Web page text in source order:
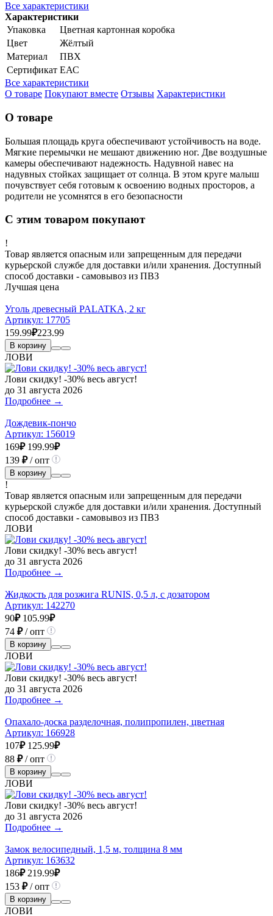
Все характеристики
Характеристики
Упаковка
Цветная картонная коробка
Цвет
Жёлтый
Материал
ПВХ
Сертификат ЕАС
Все характеристики
О товаре Покупают вместе Отзывы Характеристики
О товаре
Большая площадь круга обеспечивают устойчивость на воде.
Мягкие перемычки не мешают движению ног. Две воздушные
камеры обеспечивают надежность. Надувной навес на
надувных стойках защищает от солнца. В этом круге малыш
почувствует себя готовым к освоению водных просторов, а
родители не усомнятся в его безопасности
С этим товаром покупают
!
Товар является опасным или запрещенным для передачи
курьерской службе для доставки и/или хранения. Доступный
способ доставки - самовывоз из ПВЗ
Лучшая цена
Уголь древесный PALATKA, 2 кг
Артикул: 17705
159.99₽223.99
В корзину
ЛОВИ
Лови скидку! -30% весь август!
до 31 августа 2026
Подробнее →
Дождевик-пончо
Артикул: 156019
169₽ 199.99₽
139 ₽/ опт
В корзину
!
Товар является опасным или запрещенным для передачи
курьерской службе для доставки и/или хранения. Доступный
способ доставки - самовывоз из ПВЗ
ЛОВИ
Лови скидку! -30% весь август!
до 31 августа 2026
Подробнее →
Жидкость для розжига RUNIS, 0,5 л, с дозатором
Артикул: 142270
90₽ 105.99₽
74 ₽/ опт
В корзину
ЛОВИ
Лови скидку! -30% весь август!
до 31 августа 2026
Подробнее →
Опахало-доска разделочная, полипропилен, цветная
Артикул: 166928
107₽ 125.99₽
88 ₽/ опт
В корзину
ЛОВИ
Лови скидку! -30% весь август!
до 31 августа 2026
Подробнее →
Замок велосипедный, 1,5 м, толщина 8 мм
Артикул: 163632
186₽ 219.99₽
153 ₽/ опт
В корзину
ЛОВИ